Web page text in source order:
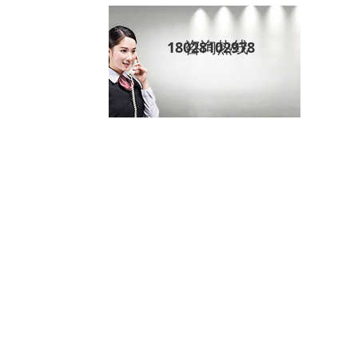
咨询热线
18028102978